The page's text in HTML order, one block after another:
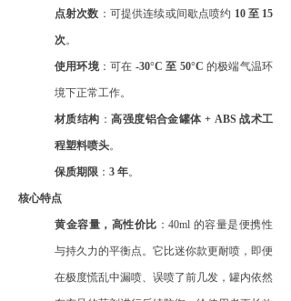
点射次数 ：可提供连续或间歇点喷约 10 至 15
次。
使用环境：可在 -30°C 至 50°C 的极端气温环
境下正常工作。
材质结构 ：高强度铝合金罐体 + ABS 战术工
程塑料喷头。
保质期限 ： 3 年。
核心特点
黄金容量，高性价比 ：40ml 的容量是便携性
与持久力的平衡点。它比迷你款更耐喷，即便
在极度慌乱中漏喷、误喷了前几发，罐内依然